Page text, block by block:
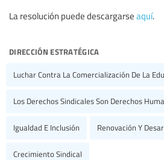
La resolución puede descargarse aquí.
dirección estratégica
Luchar Contra La Comercialización De La
Los Derechos Sindicales Son Derechos
Igualdad E Inclusión Renovación Y
Crecimiento Sindical